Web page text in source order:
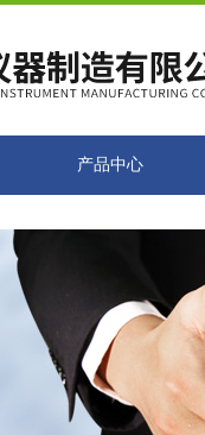
产品中心